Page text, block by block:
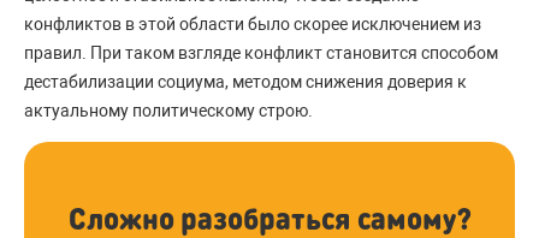
конфликтов в этой области было скорее исключением из
правил. При таком взгляде конфликт становится способом
дестабилизации социума, методом снижения доверия к
актуальному политическому строю.
Сложно разобраться самому?